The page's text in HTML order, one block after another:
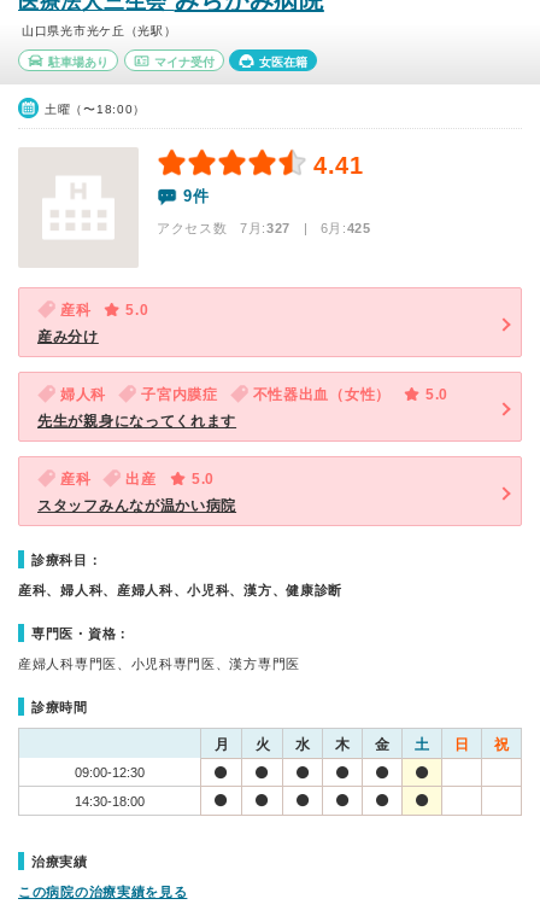
山口県光市光ケ丘（光駅）
駐車場あり マイナ受付 女医在籍
土曜（〜18:00）
4.41
9件
アクセス数 7月:327 | 6月:425
産科
5.0
産み分け
婦人科 子宮内膜症 不性器出血（女性）
5.0
先生が親身になってくれます
産科 出産
5.0
スタッフみんなが温かい病院
診療科目：
産科、婦人科、産婦人科、小児科、漢方、健康診断
専門医・資格：
産婦人科専門医、小児科専門医、漢方専門医
診療時間
月 火 水 木 金 土 日 祝
09:00-12:30
14:30-18:00
治療実績
この病院の治療実績を見る